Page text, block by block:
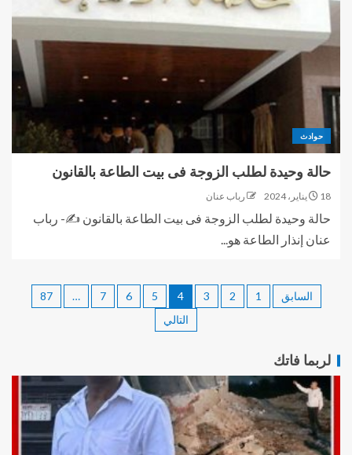
حوادث
حالة وحيدة لطلب الزوجة فى بيت الطاعة بالقانون
18 يناير، 2024 رباب عنان
حالة وحيدة لطلب الزوجة فى بيت الطاعة بالقانون ✍- رباب
عنان إنذار الطاعة هو...
السابق 1
2
3
4
5
6
7
…
87
التالي
لربما فاتك